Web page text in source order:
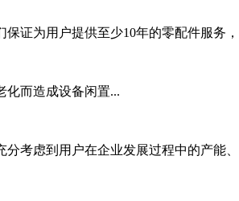
保证为用户提供至少10年的零配件服务，
化而造成设备闲置...
分考虑到用户在企业发展过程中的产能、